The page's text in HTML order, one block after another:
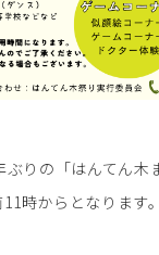
りの「はんてん木
時からとなります。